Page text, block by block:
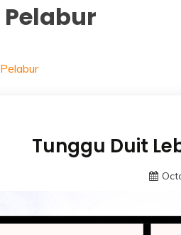
Pelabur
Pelabur
Tunggu Duit